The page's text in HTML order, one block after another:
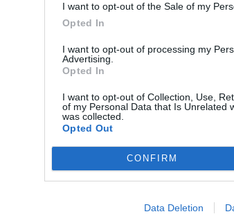
I want to opt-out of the Sale of my
Opted In
I want to opt-out of processing my
Advertising.
Opted In
I want to opt-out of Collection, Use,
of my Personal Data that Is Unrelated
was collected.
Opted Out
CONFIRM
Data Deletion